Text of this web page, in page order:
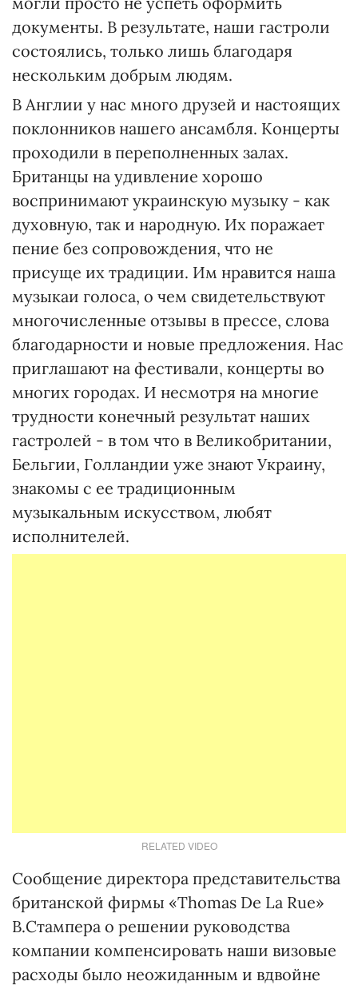
документы. В результате, наши гастроли
состоялись, только лишь благодаря
нескольким добрым людям.
В Англии у нас много друзей и настоящих
поклонников нашего ансамбля. Концерты
проходили в переполненных залах.
Британцы на удивление хорошо
воспринимают украинскую музыку - как
духовную, так и народную. Их поражает
пение без сопровождения, что не
присуще их традиции. Им нравится наша
музыкаи голоса, о чем свидетельствуют
многочисленные отзывы в прессе, слова
благодарности и новые предложения. Нас
приглашают на фестивали, концерты во
многих городах. И несмотря на многие
трудности конечный результат наших
гастролей - в том что в Великобритании,
Бельгии, Голландии уже знают Украину,
знакомы с ее традиционным
музыкальным искусством, любят
исполнителей.
RELATED VIDEO
Сообщение директора представительства
британской фирмы «Thomas De La Rue»
В.Стампера о решении руководства
компании компенсировать наши визовые
расходы было неожиданным и вдвойне